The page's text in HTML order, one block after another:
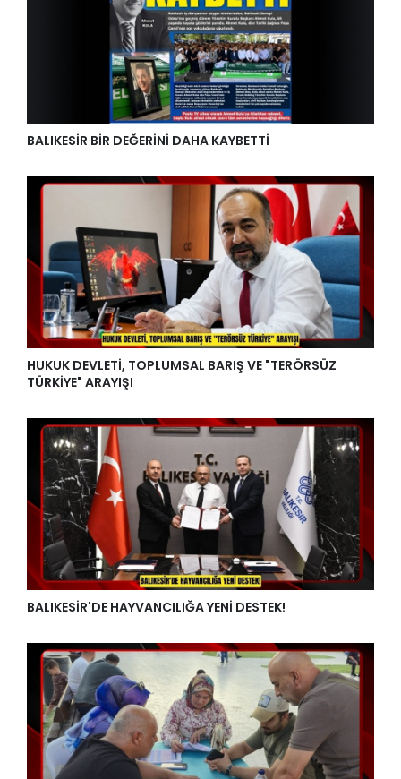
BALIKESİR BİR DEĞERİNİ DAHA KAYBETTİ
HUKUK DEVLETİ, TOPLUMSAL BARIŞ VE "TERÖRSÜZ
TÜRKİYE" ARAYIŞI
BALIKESİR'DE HAYVANCILIĞA YENİ DESTEK!